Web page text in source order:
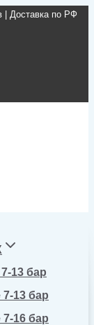
| Доставка по РФ
13 бар
13 бар
16 бар